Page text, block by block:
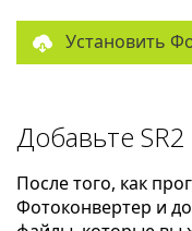
Установить
Добавьте
После того, как
Фотоконвертер и